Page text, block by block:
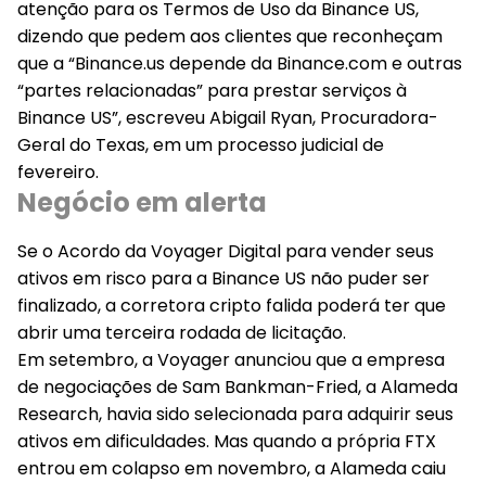
atenção para os Termos de Uso da Binance US,
dizendo que pedem aos clientes que reconheçam
que a “Binance.us depende da Binance.com e outras
“partes relacionadas” para prestar serviços à
Binance US”, escreveu Abigail Ryan, Procuradora-
Geral do Texas, em um processo judicial de
fevereiro.
Negócio em alerta
Se o Acordo da Voyager Digital para vender seus
ativos em risco para a Binance US não puder ser
finalizado, a corretora cripto falida poderá ter que
abrir uma terceira rodada de licitação.
Em setembro, a Voyager anunciou que a empresa
de negociações de Sam Bankman-Fried, a Alameda
Research, havia sido selecionada para adquirir seus
ativos em dificuldades. Mas quando a própria FTX
entrou em colapso em novembro, a Alameda caiu